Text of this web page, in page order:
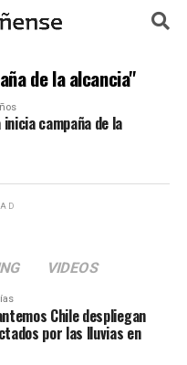
de la alcancia"
campaña de la
VIDEOS
Chile despliegan
por las lluvias en